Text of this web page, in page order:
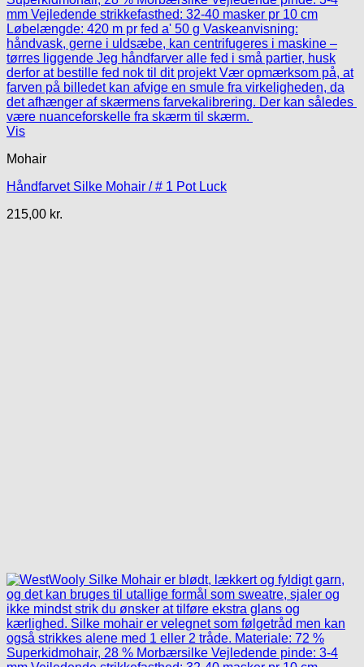
Vis
Mohair
Håndfarvet Silke Mohair / # 1 Pot Luck
215,00 kr.